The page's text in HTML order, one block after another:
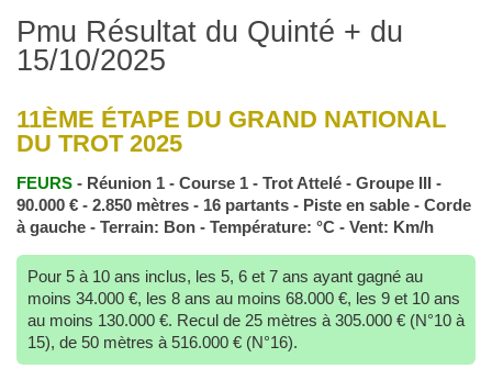
Pmu Résultat du Quinté + du
15/10/2025
11ÈME ÉTAPE DU GRAND NATIONAL
DU TROT 2025
FEURS- Réunion 1 - Course 1 - Trot Attelé - Groupe III -
90.000 € - 2.850 mètres - 16 partants - Piste en sable - Corde
à gauche - Terrain: Bon - Température: °C - Vent: Km/h
Pour 5 à 10 ans inclus, les 5, 6 et 7 ans ayant gagné au
moins 34.000 €, les 8 ans au moins 68.000 €, les 9 et 10 ans
au moins 130.000 €. Recul de 25 mètres à 305.000 € (N°10 à
15), de 50 mètres à 516.000 € (N°16).